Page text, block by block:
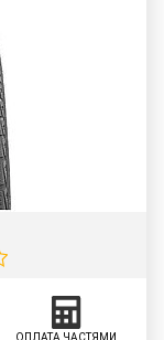
ОПЛАТА ЧАСТЯМИ